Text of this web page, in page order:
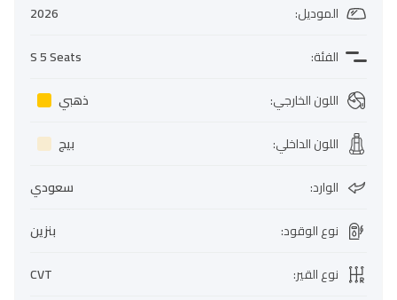
الموديل:
2026
الفئة:
S 5 Seats
اللون الخارجي:
ذهبي
اللون الداخلي:
بيج
الوارد:
سعودي
نوع الوقود:
بنزين
نوع القير:
CVT